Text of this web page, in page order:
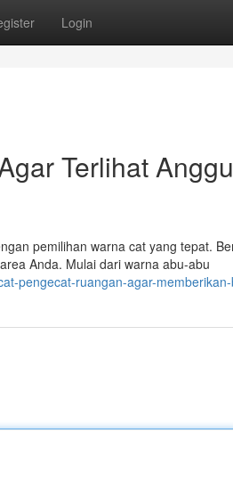
Login
Terlihat
pemilihan warna cat yang tepat.
Anda. Mulai dari warna abu-abu
pengecat-ruangan-agar-